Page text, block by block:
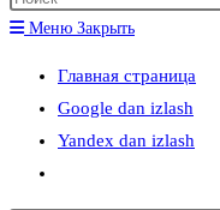
по
веб-
сайту
Меню Закрыть
Главная страница
Google dan izlash
Yandex dan izlash